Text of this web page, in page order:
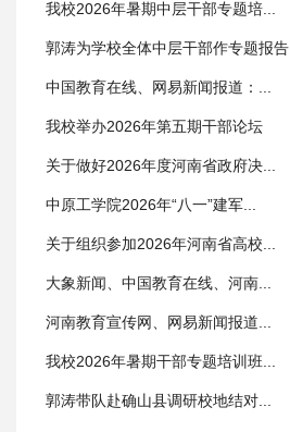
我校2026年暑期中层干部专题培...
郭涛为学校全体中层干部作专题报告
中国教育在线、网易新闻报道：...
我校举办2026年第五期干部论坛
关于做好2026年度河南省政府决...
中原工学院2026年“八一”建军...
关于组织参加2026年河南省高校...
大象新闻、中国教育在线、河南...
河南教育宣传网、网易新闻报道...
我校2026年暑期干部专题培训班...
郭涛带队赴确山县调研校地结对...